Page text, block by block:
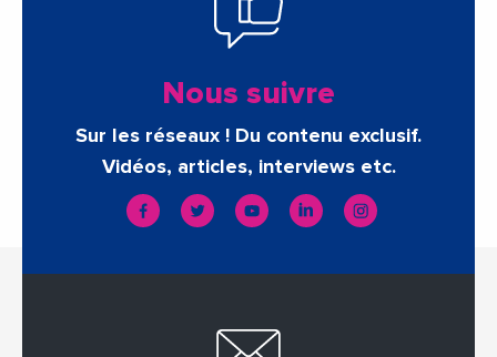
Nous suivre
Sur les réseaux ! Du contenu exclusif.
Vidéos, articles, interviews etc.